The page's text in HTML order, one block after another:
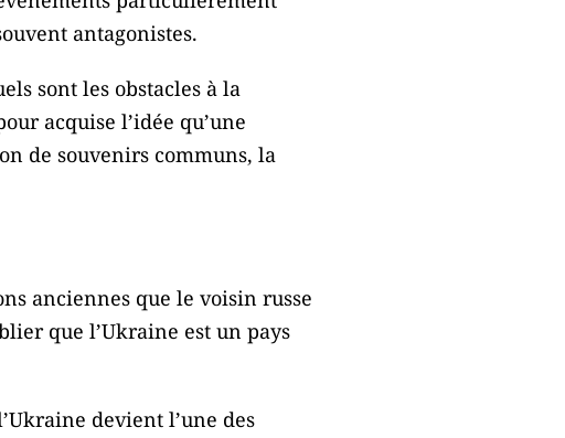
antagonistes.
sont les obstacles à la
acquise l’idée qu’une
de souvenirs communs, la
anciennes que le voisin russe
que l’Ukraine est un pays
devient l’une des